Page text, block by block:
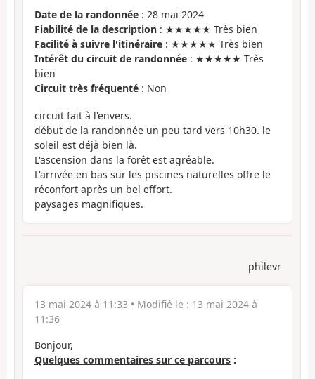
Date de la randonnée : 28 mai 2024
Fiabilité de la description : ★★★★★ Très bien
Facilité à suivre l'itinéraire : ★★★★★ Très bien
Intérêt du circuit de randonnée : ★★★★★ Très
bien
Circuit très fréquenté : Non
circuit fait à l'envers.
début de la randonnée un peu tard vers 10h30. le
soleil est déjà bien là.
L'ascension dans la forêt est agréable.
L'arrivée en bas sur les piscines naturelles offre le
réconfort après un bel effort.
paysages magnifiques.
philevr
13 mai 2024 à 11:33 • Modifié le : 13 mai 2024 à
11:36
Bonjour,
Quelques commentaires sur ce parcours :